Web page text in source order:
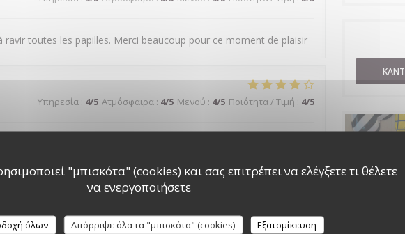
"μπισκότα" (cookies) και σας επιτρέπει να ελέγξετε τι θέλετε
να ενεργοποιήσετε
όλων Απόρριψε όλα τα "μπισκότα" (cookies)
Εξατομίκευση
ravir toutes les papilles. Merci beaucoup pour ce moment de plaisir
Υπηρεσία : 4/5 Ατμόσφαιρα : 4/5 Μενού : 4/5 Ποιότητα / Τιμή : 4/5
et qu'on a besoin de joindre par téléphone, c'est impossible.
et peut être aussi accorder un verre de vin pour chaque brunch, ça